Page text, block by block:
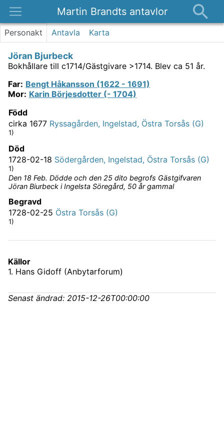
Martin Brandts antavlor
Platser
Om
Kontakt
Personakt Antavla Karta
Jöran Bjurbeck
Bokhållare till c1714/Gästgivare >1714. Blev ca 51 år.
Far: Bengt Håkansson (1622 - 1691)
Mor: Karin Börjesdotter (- 1704)
Född
cirka 1677 Ryssagården, Ingelstad, Östra Torsås (G)
1)
Död
1728-02-18 Södergården, Ingelstad, Östra Torsås (G)
1)
Den 18 Feb. Dödde och den 25 dito begrofs Gästgifvaren
Jöran Biurbeck i Ingelsta Söregård, 50 år gammal
Begravd
1728-02-25 Östra Torsås (G)
1)
Källor
1. Hans Gidoff (Anbytarforum)
Senast ändrad: 2015-12-26T00:00:00